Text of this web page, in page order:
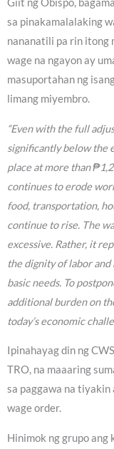
Giit ng Obispo,
sa pinakamalalaking
nananatili pa rin itong
wage na ngayon ay
masuportahan ng
limang miyembro.
“Even with the full
significantly below the
place at more than
continues to erode
food, transportation,
continue to rise. The
excessive. Rather, it
the dignity of labor
basic needs. To
additional burden on
today’s economic
Ipinahayag din ng
TRO, na maaaring
sa paggawa na tiyakin
wage order.
Hinimok ng grupo ang